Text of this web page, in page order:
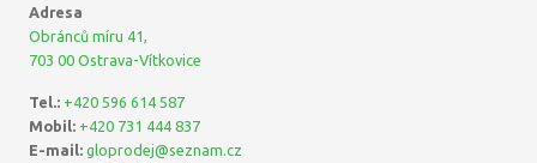
Adresa
Obránců míru 41,
703 00 Ostrava-Vítkovice
Tel.: +420 596 614 587
Mobil: +420 731 444 837
E-mail: gloprodej@seznam.cz